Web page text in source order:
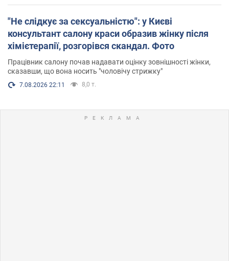
"Не слідкує за сексуальністю": у Києві
консультант салону краси образив жінку після
хімієтерапії, розгорівся скандал. Фото
Працівник салону почав надавати оцінку зовнішності жінки,
сказавши, що вона носить "чоловічу стрижку"
7.08.2026 22:11 8,0 т.